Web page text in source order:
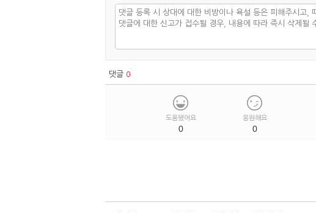
댓글 0
도움됐어요
0
응원해요
0